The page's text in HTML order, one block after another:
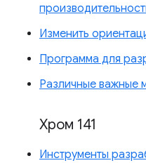
Изменить
Программа для
Различные важные
Хром 141
Инструменты